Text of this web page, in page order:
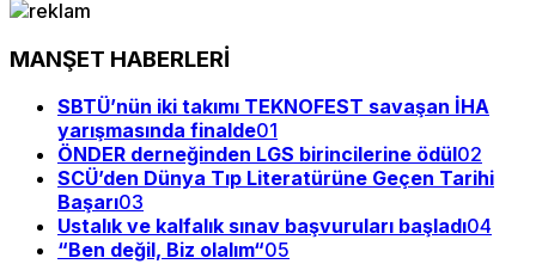
MANŞET HABERLERİ
SBTÜ’nün iki takımı TEKNOFEST savaşan İHA
yarışmasında finalde01
ÖNDER derneğinden LGS birincilerine ödül02
SCÜ’den Dünya Tıp Literatürüne Geçen Tarihi
Başarı03
Ustalık ve kalfalık sınav başvuruları başladı04
“Ben değil, Biz olalım“05